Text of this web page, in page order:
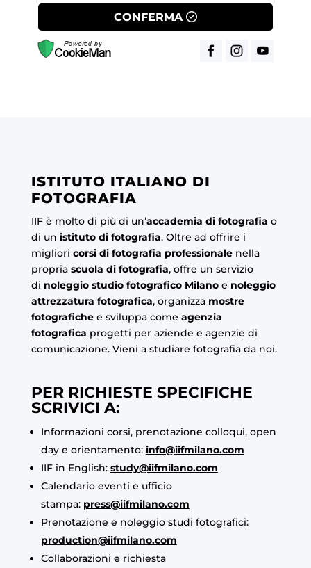
CONFERMA
ISTITUTO ITALIANO DI
FOTOGRAFIA
IIF è molto di più di un’accademia di fotografia o
di un istituto di fotografia. Oltre ad offrire i
migliori corsi di fotografia professionalenella
propria scuola di fotografia, offre un servizio
di noleggio studio fotografico Milano e noleggio
attrezzatura fotografica, organizza mostre
fotografichee sviluppa come agenzia
fotografica progetti per aziende e agenzie di
comunicazione. Vieni a studiare fotografia da noi.
PER RICHIESTE SPECIFICHE
SCRIVICI A:
Informazioni corsi, prenotazione colloqui, open
day e orientamento: info@iifmilano.com
IIF in English: study@iifmilano.com
Calendario eventi e ufficio
stampa: press@iifmilano.com
Prenotazione e noleggio studi fotografici:
production@iifmilano.com
Collaborazioni e richiesta